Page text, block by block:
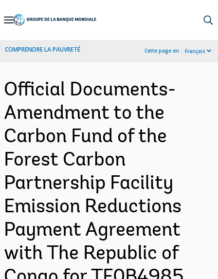
Skip
Navigation
COMPRENDRE LA PAUVRETÉ Cette page en : Français
Official Documents-
Amendment to the
Carbon Fund of the
Forest Carbon
Partnership Facility
Emission Reductions
Payment Agreement
with The Republic of